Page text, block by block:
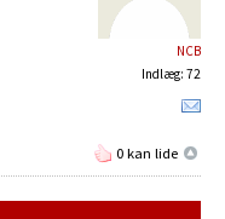
NCB
Indlæg: 72
0 kan lide